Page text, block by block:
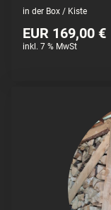
in der Box / Kiste
EUR 169,00 €
inkl. 7 % MwSt